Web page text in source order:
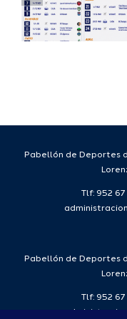
Pabellón de Deportes
Tlf: 952 67
Pabellón de Deportes
Tlf: 952 67